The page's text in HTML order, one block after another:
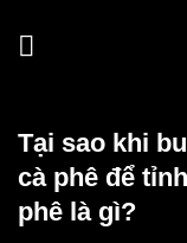
Tại sao khi
cà phê để
phê là gì?